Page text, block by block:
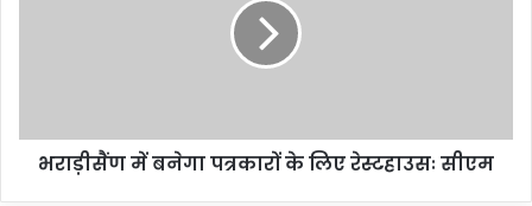
भराड़ीसैंण में बनेगा पत्रकारों के लिए रेस्टहाउसः सीएम